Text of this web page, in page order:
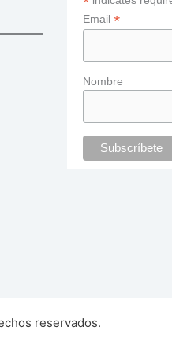
Email*
Nombre
reservados.